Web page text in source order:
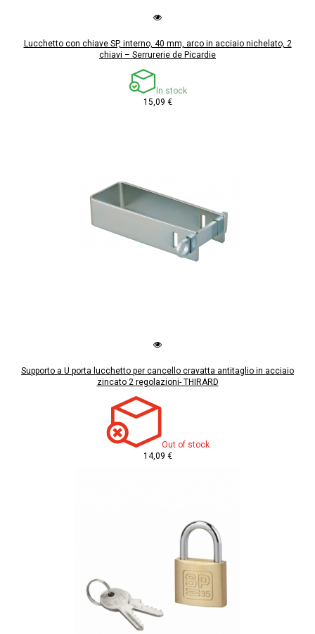
Lucchetto con chiave SP, interno, 40 mm, arco in acciaio nichelato, 2
chiavi – Serrurerie de Picardie
In stock
15,09 €
Supporto a U porta lucchetto per cancello cravatta antitaglio in acciaio
zincato 2 regolazioni- THIRARD
Out of stock
14,09 €